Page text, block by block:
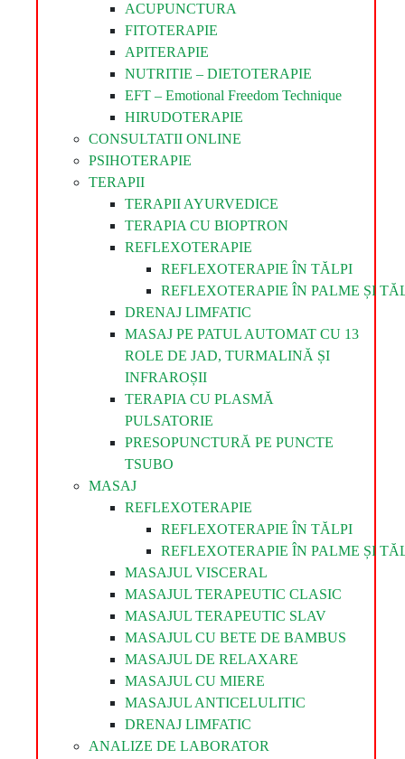
ACUPUNCTURA
FITOTERAPIE
APITERAPIE
NUTRITIE – DIETOTERAPIE
EFT – Emotional Freedom Technique
HIRUDOTERAPIE
CONSULTATII ONLINE
PSIHOTERAPIE
TERAPII
TERAPII AYURVEDICE
TERAPIA CU BIOPTRON
REFLEXOTERAPIE
REFLEXOTERAPIE ÎN TĂLPI
REFLEXOTERAPIE ÎN PALME ȘI
DRENAJ LIMFATIC
MASAJ PE PATUL AUTOMAT CU 13
ROLE DE JAD, TURMALINĂ ȘI
INFRAROȘII
TERAPIA CU PLASMĂ
PULSATORIE
PRESOPUNCTURĂ PE PUNCTE
TSUBO
MASAJ
REFLEXOTERAPIE
REFLEXOTERAPIE ÎN TĂLPI
REFLEXOTERAPIE ÎN PALME ȘI
MASAJUL VISCERAL
MASAJUL TERAPEUTIC CLASIC
MASAJUL TERAPEUTIC SLAV
MASAJUL CU BETE DE BAMBUS
MASAJUL DE RELAXARE
MASAJUL CU MIERE
MASAJUL ANTICELULITIC
DRENAJ LIMFATIC
ANALIZE DE LABORATOR